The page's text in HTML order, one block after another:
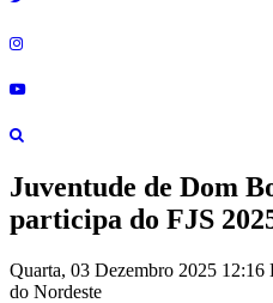
Juventude de Dom
participa do FJS
Quarta, 03 Dezembro 2025 12:16
do Nordeste